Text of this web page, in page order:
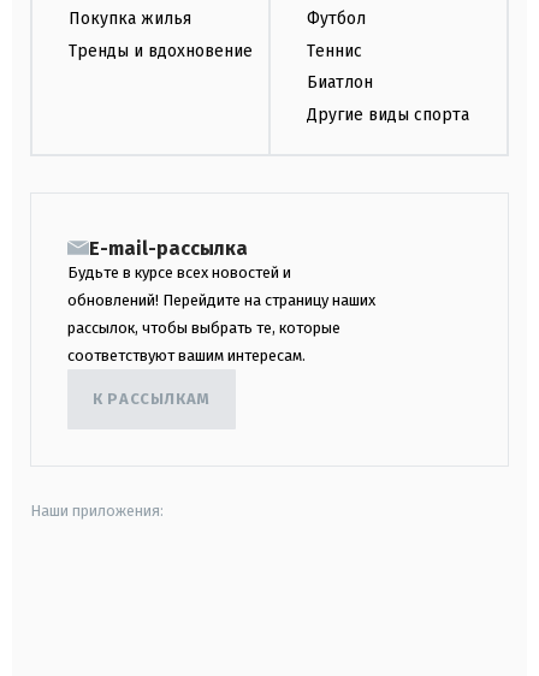
Покупка жилья
Тренды и вдохновение
Футбол
Теннис
Биатлон
Другие виды спорта
E-mail-рассылка
Будьте в курсе всех новостей и
обновлений! Перейдите на страницу наших
рассылок, чтобы выбрать те, которые
соответствуют вашим интересам.
К РАССЫЛКАМ
Наши приложения: